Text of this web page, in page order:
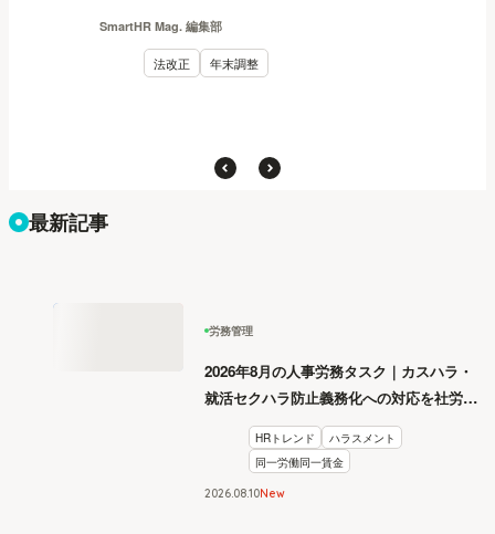
SmartHR Mag. 編集部
法改正 年末調整
最新記事
労務管理
2026年8月の人事労務タスク｜カスハラ・
就活セクハラ防止義務化への対応を社労士
HRトレンド
ハラスメント
同一労働同一賃金
2026.0810New